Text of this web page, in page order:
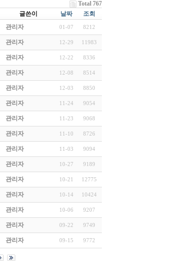
Total 767
글쓴이 날짜
조회
관리자 01-07 8212
관리자 12-29 11983
관리자 12-22 8336
관리자 12-08 8514
관리자 12-03 8850
관리자 11-24 9054
관리자 11-23 9068
관리자 11-10 8726
관리자 11-03 9094
관리자 10-27 9189
관리자 10-21 12775
관리자 10-14 10424
관리자 10-06 9207
관리자 09-22 9749
관리자 09-15 9772